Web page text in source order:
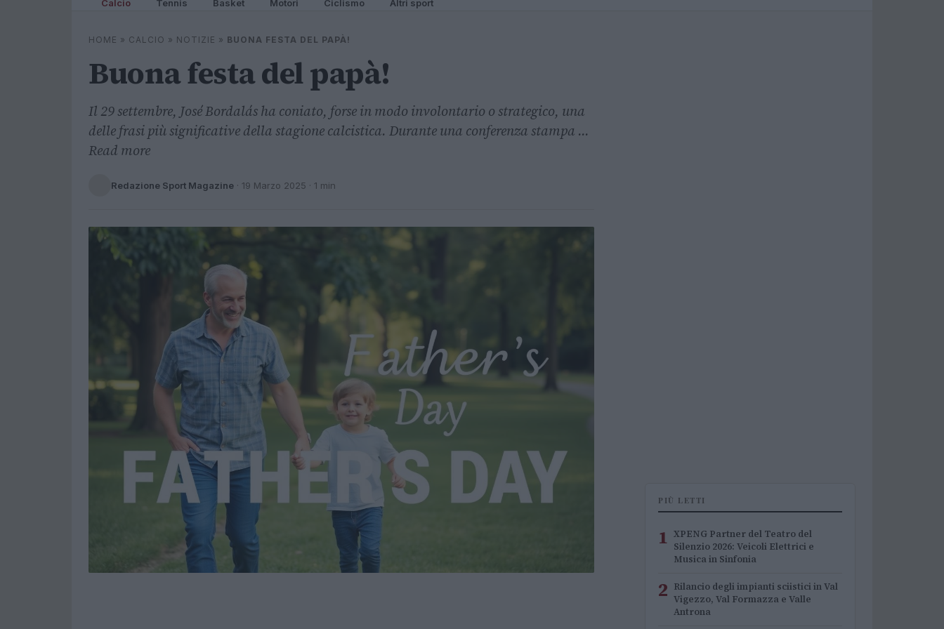
Calcio Tennis Basket Motori Ciclismo Altri sport
HOME » CALCIO » NOTIZIE » BUONA FESTA DEL PAPÀ!
Buona festa del papà!
Il 29 settembre, José Bordalás ha coniato, forse in modo involontario o strategico, una
delle frasi più significative della stagione calcistica. Durante una conferenza stampa ...
Read more
Redazione Sport Magazine · 19 Marzo 2025 · 1 min
PIÙ LETTI
1 XPENG Partner del Teatro del
Silenzio 2026: Veicoli Elettrici e
Musica in Sinfonia
2 Rilancio degli impianti sciistici in Val
Vigezzo, Val Formazza e Valle
Antrona